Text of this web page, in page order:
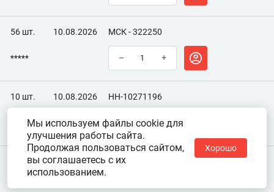
56 шт. 10.08.2026 МСК - 322250
***** – +
10 шт. 10.08.2026 НН-10271196
***** – +
Мы используем файлы cookie для
улучшения работы сайта.
Продолжая пользоваться сайтом,
вы соглашаетесь с их
использованием.
Хорошо